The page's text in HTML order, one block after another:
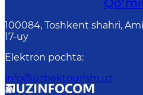
100084, Toshkent shahri,
17-uy
Elektron pochta:
info@uzbektourism.uz